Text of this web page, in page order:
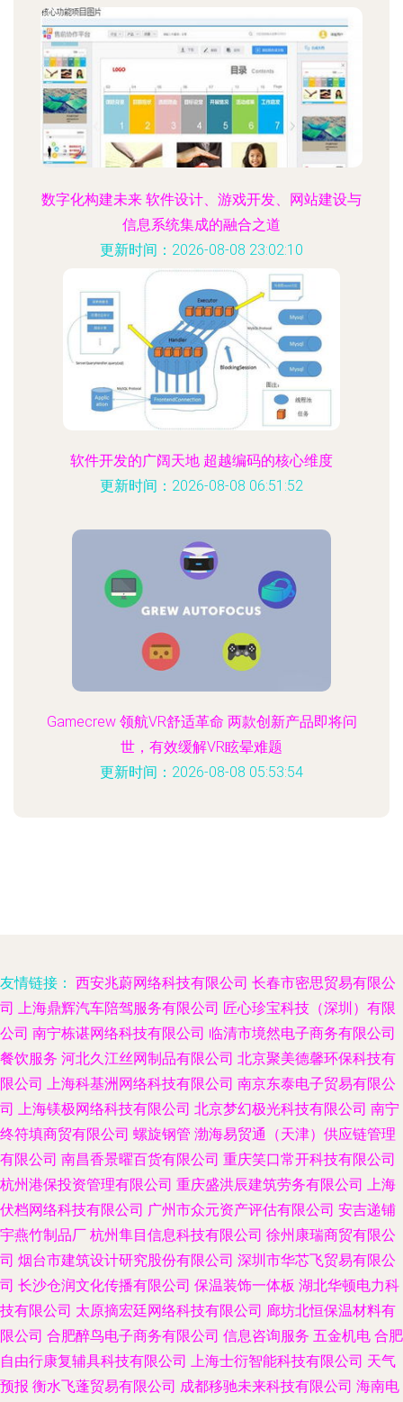
数字化构建未来 软件设计、游戏开发、网站建设与
信息系统集成的融合之道
更新时间：2026-08-08 23:02:10
软件开发的广阔天地 超越编码的核心维度
更新时间：2026-08-08 06:51:52
Gamecrew 领航VR舒适革命 两款创新产品即将问
世，有效缓解VR眩晕难题
更新时间：2026-08-08 05:53:54
友情链接： 西安兆蔚网络科技有限公司 长春市密思贸易有限公
司 上海鼎辉汽车陪驾服务有限公司 匠心珍宝科技（深圳）有限
公司 南宁栋谌网络科技有限公司 临清市境然电子商务有限公司
餐饮服务 河北久江丝网制品有限公司 北京聚美德馨环保科技有
限公司 上海科基洲网络科技有限公司 南京东泰电子贸易有限公
司 上海镁极网络科技有限公司 北京梦幻极光科技有限公司 南宁
终符填商贸有限公司 螺旋钢管 渤海易贸通（天津）供应链管理
有限公司 南昌香景曜百货有限公司 重庆笑口常开科技有限公司
杭州港保投资管理有限公司 重庆盛洪辰建筑劳务有限公司 上海
伏档网络科技有限公司 广州市众元资产评估有限公司 安吉递铺
宇燕竹制品厂 杭州隼目信息科技有限公司 徐州康瑞商贸有限公
司 烟台市建筑设计研究股份有限公司 深圳市华芯飞贸易有限公
司 长沙仓润文化传播有限公司 保温装饰一体板 湖北华顿电力科
技有限公司 太原摘宏廷网络科技有限公司 廊坊北恒保温材料有
限公司 合肥醉鸟电子商务有限公司 信息咨询服务 五金机电 合肥
自由行康复辅具科技有限公司 上海士衍智能科技有限公司 天气
预报 衡水飞蓬贸易有限公司 成都移驰未来科技有限公司 海南电